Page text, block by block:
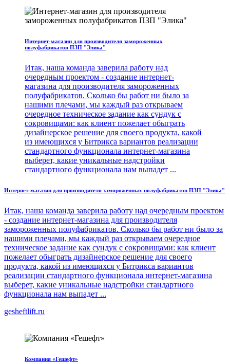
Интернет-магазин для производителя замороженных
полуфабрикатов ПЗП "Элика"
Итак, наша команда заверила работу над
очередным проектом - создание интернет-
магазина для производителя замороженных
полуфабрикатов. Сколько бы работ ни было за
нашими плечами, мы каждый раз открываем
очередное техническое задание как сундук с
сокровищами: как клиент пожелает обыграть
дизайнерское решение для своего продукта, какой
из имеющихся у Битрикса вариантов реализации
стандартного функционала интернет-магазина
выберет, какие уникальные надстройки
стандартного функционала нам выпадет ...
Интернет-магазин для производителя замороженных полуфабрикатов ПЗП "Элика"
Итак, наша команда заверила работу над очередным проектом
- создание интернет-магазина для производителя
замороженных полуфабрикатов. Сколько бы работ ни было за
нашими плечами, мы каждый раз открываем очередное
техническое задание как сундук с сокровищами: как клиент
пожелает обыграть дизайнерское решение для своего
продукта, какой из имеющихся у Битрикса вариантов
реализации стандартного функционала интернет-магазина
выберет, какие уникальные надстройки стандартного
функционала нам выпадет ...
gesheftlift.ru
Компания «Гешефт»